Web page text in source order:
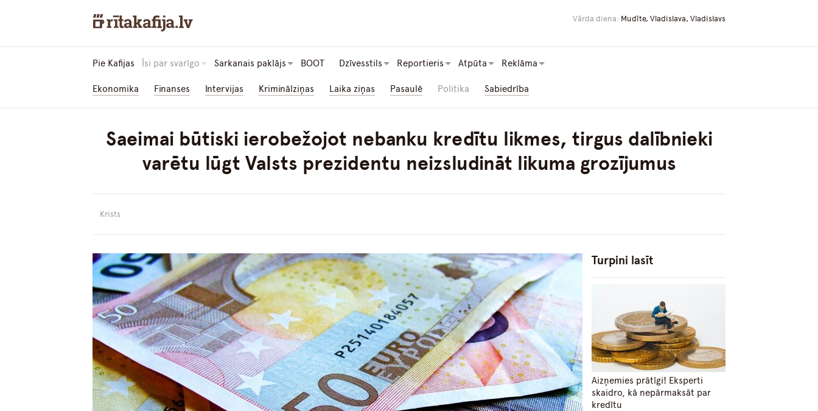
Vārda diena: Mudīte, Vladislava, Vladislavs
Pie Kafijas Īsi par svarīgo Sarkanais paklājs BOOT Dzīvesstils Reportieris Atpūta Reklāma
Ekonomika Finanses Intervijas Kriminālziņas Laika ziņas Pasaulē Politika Sabiedrība
Saeimai būtiski ierobežojot nebanku kredītu likmes, tirgus dalībnieki
varētu lūgt Valsts prezidentu neizsludināt likuma grozījumus
Krists
Turpini lasīt
Aizņemies prātīgi! Eksperti
skaidro, kā nepārmaksāt par
kredītu